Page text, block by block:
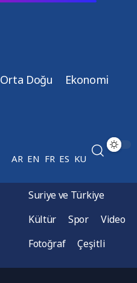
Orta Doğu Ekonomi
AR EN FR ES KU
Suriye ve Türkiye
Kültür
Spor
Video
Fotoğraf
Çeşitli